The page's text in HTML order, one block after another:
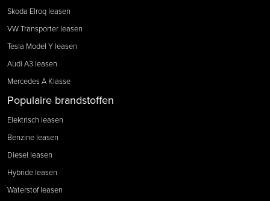
Skoda Elroq leasen
VW Transporter leasen
Tesla Model Y leasen
Audi A3 leasen
Mercedes A Klasse
Populaire brandstoffen
Elektrisch leasen
Benzine leasen
Diesel leasen
Hybride leasen
Waterstof leasen